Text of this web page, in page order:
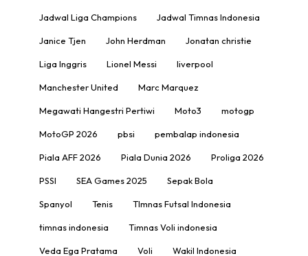
Jadwal Liga Champions Jadwal Timnas Indonesia
Janice Tjen John Herdman Jonatan christie
Liga Inggris Lionel Messi liverpool
Manchester United Marc Marquez
Megawati Hangestri Pertiwi Moto3 motogp
MotoGP 2026 pbsi pembalap indonesia
Piala AFF 2026 Piala Dunia 2026 Proliga 2026
PSSI SEA Games 2025 Sepak Bola
Spanyol Tenis TImnas Futsal Indonesia
timnas indonesia Timnas Voli indonesia
Veda Ega Pratama Voli Wakil Indonesia